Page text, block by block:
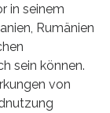
in seinem
Rumänien
sein können.
von